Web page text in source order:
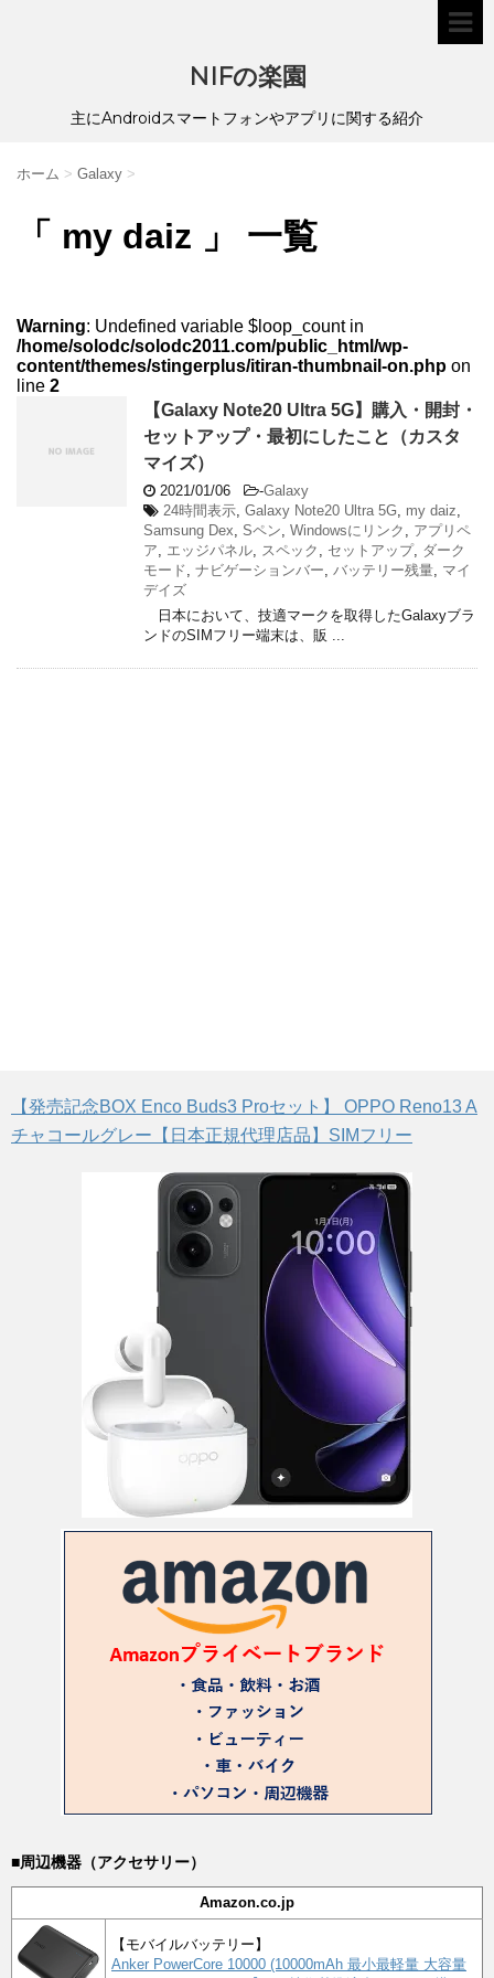
NIFの楽園
主にAndroidスマートフォンやアプリに関する紹介
ホーム > Galaxy >
「 my daiz 」 一覧
Warning: Undefined variable $loop_count in
/home/solodc/solodc2011.com/public_html/wp-
content/themes/stingerplus/itiran-thumbnail-on.php on
line 2
【Galaxy Note20 Ultra 5G】購入・開封・
セットアップ・最初にしたこと（カスタ
マイズ）
2021/01/06 -Galaxy
24時間表示 Galaxy Note20 Ultra 5G my daiz
Samsung Dex Sペン Windowsにリンク
アプリペ
ア
エッジパネル スペック セットアップ, ダーク
モード ナビゲーションバー バッテリー残量 マイ
デイズ
日本において、技適マークを取得したGalaxyブラ
ンドのSIMフリー端末は、販 ...
【発売記念BOX Enco Buds3 Proセット】 OPPO Reno13 A
チャコールグレー【日本正規代理店品】SIMフリー
■周辺機器（アクセサリー）
Amazon.co.jp
【モバイルバッテリー】
Anker PowerCore 10000 (10000mAh 最小最軽量 大容量